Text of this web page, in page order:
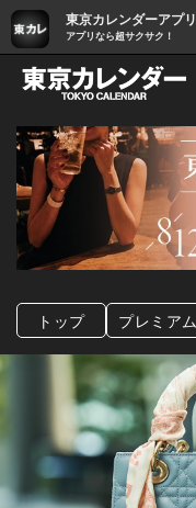
東京カレンダーアプリ
アプリなら超サクサク！
トップ プレミアム